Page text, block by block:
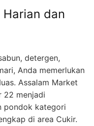
dan
detergen,
Anda memerlukan
Assalam Market
22 menjadi
pondok kategori
di area Cukir.